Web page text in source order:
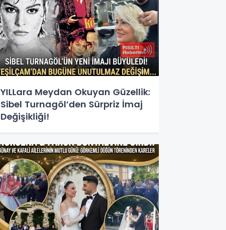
YILLara Meydan Okuyan Güzellik:
Sibel Turnagöl’den Sürpriz İmaj
Değişikliği!